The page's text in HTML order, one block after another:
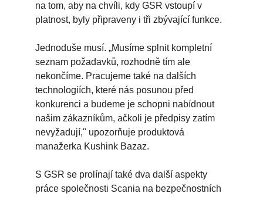
na tom, aby na chvíli, kdy GSR vstoupí v
platnost, byly připraveny i tři zbývající funkce.
Jednoduše musí. „Musíme splnit kompletní
seznam požadavků, rozhodně tím ale
nekončíme. Pracujeme také na dalších
technologiích, které nás posunou před
konkurenci a budeme je schopni nabídnout
našim zákazníkům, ačkoli je předpisy zatím
nevyžadují," upozorňuje produktová
manažerka Kushink Bazaz.
S GSR se prolínají také dva další aspekty
práce společnosti Scania na bezpečnostních